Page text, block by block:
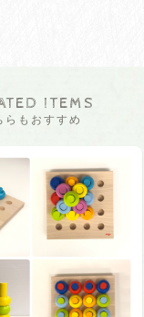
ITEMS
らもおすすめ